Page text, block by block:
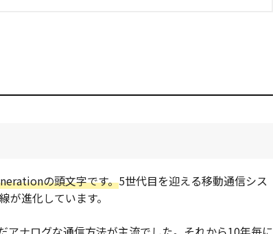
の頭文字です。5世代目を迎える移動通信シス
進化しています。